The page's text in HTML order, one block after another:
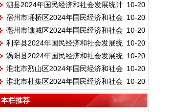
计公报
10-20
泗县2024年国民经济和社会发展统计
公报
10-20
宿州市埇桥区2024年国民经济和社会
发展统计公报
10-20
亳州市谯城区2024年国民经济和社会
发展统计公报
10-20
利辛县2024年国民经济和社会发展统
计公报
10-20
涡阳县2024年国民经济和社会发展统
计公报
10-20
淮北市烈山区2024年国民经济和社会
发展统计公报
10-20
淮北市杜集区2024年国民经济和社会
发展统计公报
本栏推荐